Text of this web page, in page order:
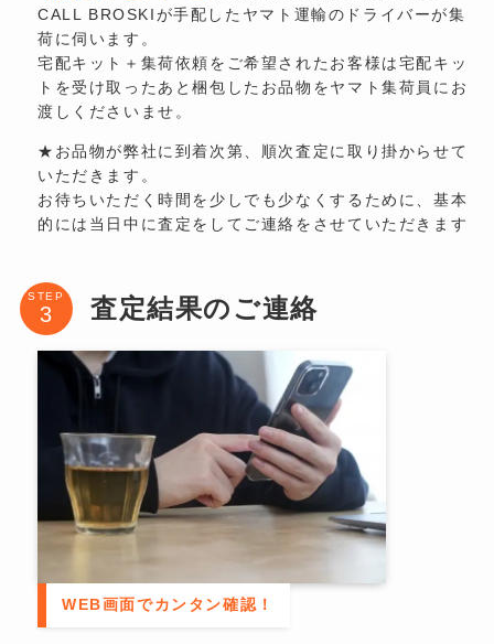
CALL BROSKIが手配したヤマト運輸のドライバーが集
荷に伺います。
宅配キット＋集荷依頼をご希望されたお客様は宅配キッ
トを受け取ったあと梱包したお品物をヤマト集荷員にお
渡しくださいませ。
★お品物が弊社に到着次第、順次査定に取り掛からせて
いただきます。
お待ちいただく時間を少しでも少なくするために、基本
的には当日中に査定をしてご連絡をさせていただきます
STEP 査定結果のご連絡
WEB画面でカンタン確認！